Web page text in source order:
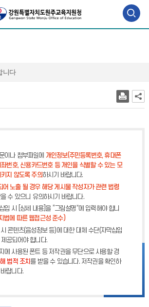
검
색
기
니다
이나 첨부파일에 개인정보(주민등록번호, 휴대폰
번호, 신용카드번호 등 개인을 식별할 수 있는 모
지 않도록 주의하시기 바랍니다.
어 노출 될 경우 해당 게시물 작성자가 관련 법령
수 있으니 유의하시기 바랍니다.
입 시 [상세 내용]을 “그림설명”에 입력해야 합니
법에 따른 웹접근성 준수)
콘텐츠(음성정보 등)에 대한 대체 수단(자막삽입
공되어야 합니다.
에 사용된 폰트 등 저작권을 무단으로 사용할 경
법적 조치 를 받을 수 있습니다. 저작권을 확인하
랍니다.